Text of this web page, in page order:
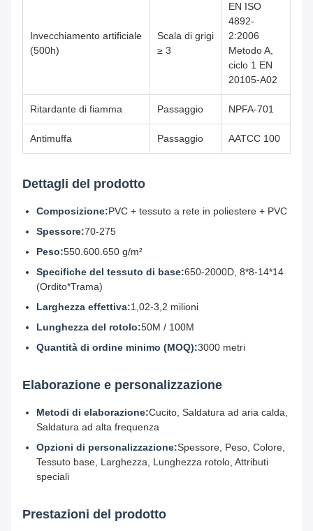
Invecchiamento artificiale
(500h)
Scala di grigi
≥ 3
EN ISO
4892-
2:2006
Metodo A,
ciclo 1 EN
20105-A02
Ritardante di fiamma Passaggio NPFA-701
Antimuffa Passaggio AATCC 100
Dettagli del prodotto
Composizione:PVC + tessuto a rete in poliestere + PVC
Spessore:70-275
Peso:550.600.650 g/m²
Specifiche del tessuto di base:650-2000D, 8*8-14*14
(Ordito*Trama)
Larghezza effettiva:1,02-3,2 milioni
Lunghezza del rotolo:50M / 100M
Quantità di ordine minimo (MOQ):3000 metri
Elaborazione e personalizzazione
Metodi di elaborazione:Cucito, Saldatura ad aria calda,
Saldatura ad alta frequenza
Opzioni di personalizzazione:Spessore, Peso, Colore,
Tessuto base, Larghezza, Lunghezza rotolo, Attributi
speciali
Prestazioni del prodotto